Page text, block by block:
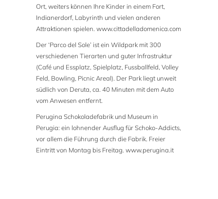
Ort, weiters können Ihre Kinder in einem Fort,
Indianerdorf, Labyrinth und vielen anderen
Attraktionen spielen. www.cittadelladomenica.com
Der ‘Parco del Sole’ ist ein Wildpark mit 300
verschiedenen Tierarten und guter Infrastruktur
(Café und Essplatz, Spielplatz, Fussballfeld, Volley
Feld, Bowling, Picnic Areal). Der Park liegt unweit
südlich von Deruta, ca. 40 Minuten mit dem Auto
vom Anwesen entfernt.
Perugina Schokoladefabrik und Museum in
Perugia: ein lohnender Ausflug für Schoko-Addicts,
vor allem die Führung durch die Fabrik. Freier
Eintritt von Montag bis Freitag. www.perugina.it